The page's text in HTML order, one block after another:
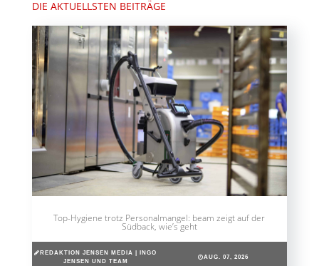
DIE AKTUELLSTEN BEITRÄGE
Top-Hygiene trotz Personalmangel: beam zeigt auf der
Südback, wie’s geht
REDAKTION JENSEN MEDIA | INGO
JENSEN UND TEAM
AUG. 07, 2026